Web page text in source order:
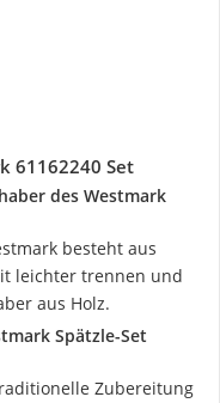
61162240 Set
des Westmark
besteht aus
leichter trennen und
aus Holz.
Spätzle-Set
Zubereitung